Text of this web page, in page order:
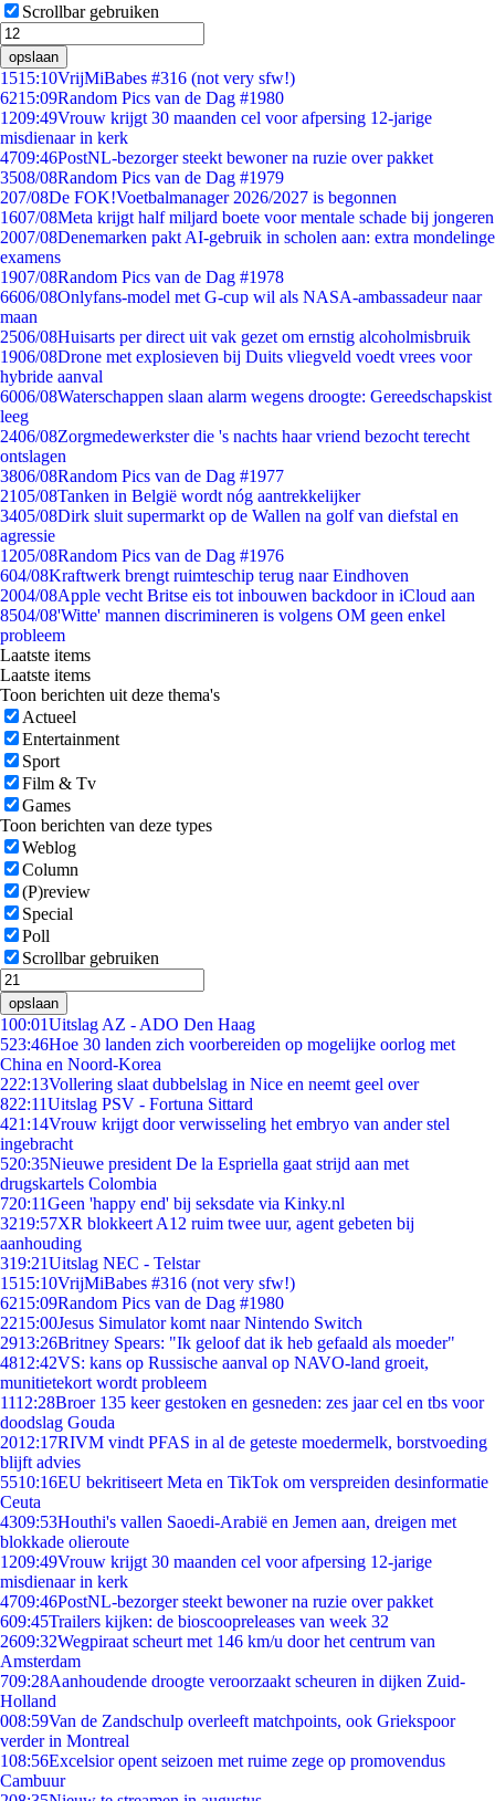
Scrollbar gebruiken
opslaan
1515:10VrijMiBabes #316 (not very sfw!)
6215:09Random Pics van de Dag #1980
1209:49Vrouw krijgt 30 maanden cel voor afpersing 12-jarige
misdienaar in kerk
4709:46PostNL-bezorger steekt bewoner na ruzie over pakket
3508/08Random Pics van de Dag #1979
207/08De FOK!Voetbalmanager 2026/2027 is begonnen
1607/08Meta krijgt half miljard boete voor mentale schade bij jongeren
2007/08Denemarken pakt AI-gebruik in scholen aan: extra mondelinge
examens
1907/08Random Pics van de Dag #1978
6606/08Onlyfans-model met G-cup wil als NASA-ambassadeur naar
maan
2506/08Huisarts per direct uit vak gezet om ernstig alcoholmisbruik
1906/08Drone met explosieven bij Duits vliegveld voedt vrees voor
hybride aanval
6006/08Waterschappen slaan alarm wegens droogte: Gereedschapskist
leeg
2406/08Zorgmedewerkster die 's nachts haar vriend bezocht terecht
ontslagen
3806/08Random Pics van de Dag #1977
2105/08Tanken in België wordt nóg aantrekkelijker
3405/08Dirk sluit supermarkt op de Wallen na golf van diefstal en
agressie
1205/08Random Pics van de Dag #1976
604/08Kraftwerk brengt ruimteschip terug naar Eindhoven
2004/08Apple vecht Britse eis tot inbouwen backdoor in iCloud aan
8504/08'Witte' mannen discrimineren is volgens OM geen enkel
probleem
Laatste items
Laatste items
Toon berichten uit deze thema's
Actueel
Entertainment
Sport
Film & Tv
Games
Toon berichten van deze types
Weblog
Column
(P)review
Special
Poll
Scrollbar gebruiken
opslaan
100:01Uitslag AZ - ADO Den Haag
523:46Hoe 30 landen zich voorbereiden op mogelijke oorlog met
China en Noord-Korea
222:13Vollering slaat dubbelslag in Nice en neemt geel over
822:11Uitslag PSV - Fortuna Sittard
421:14Vrouw krijgt door verwisseling het embryo van ander stel
ingebracht
520:35Nieuwe president De la Espriella gaat strijd aan met
drugskartels Colombia
720:11Geen 'happy end' bij seksdate via Kinky.nl
3219:57XR blokkeert A12 ruim twee uur, agent gebeten bij
aanhouding
319:21Uitslag NEC - Telstar
1515:10VrijMiBabes #316 (not very sfw!)
6215:09Random Pics van de Dag #1980
2215:00Jesus Simulator komt naar Nintendo Switch
2913:26Britney Spears: "Ik geloof dat ik heb gefaald als moeder"
4812:42VS: kans op Russische aanval op NAVO-land groeit,
munitietekort wordt probleem
1112:28Broer 135 keer gestoken en gesneden: zes jaar cel en tbs voor
doodslag Gouda
2012:17RIVM vindt PFAS in al de geteste moedermelk, borstvoeding
blijft advies
5510:16EU bekritiseert Meta en TikTok om verspreiden desinformatie
Ceuta
4309:53Houthi's vallen Saoedi-Arabië en Jemen aan, dreigen met
blokkade olieroute
1209:49Vrouw krijgt 30 maanden cel voor afpersing 12-jarige
misdienaar in kerk
4709:46PostNL-bezorger steekt bewoner na ruzie over pakket
609:45Trailers kijken: de bioscoopreleases van week 32
2609:32Wegpiraat scheurt met 146 km/u door het centrum van
Amsterdam
709:28Aanhoudende droogte veroorzaakt scheuren in dijken Zuid-
Holland
008:59Van de Zandschulp overleeft matchpoints, ook Griekspoor
verder in Montreal
108:56Excelsior opent seizoen met ruime zege op promovendus
Cambuur